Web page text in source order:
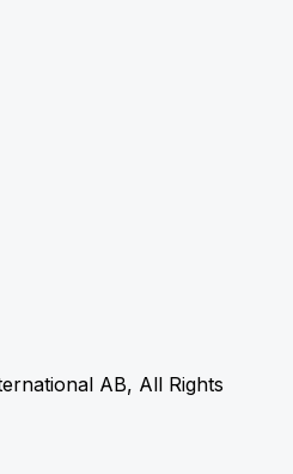
AB, All Rights